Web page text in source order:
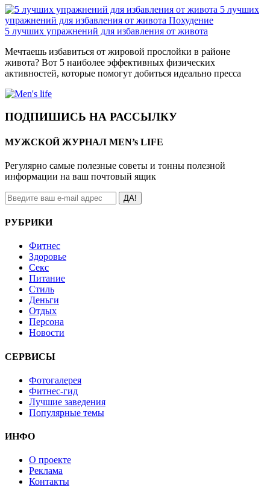
5 лучших
упражнений для избавления от живота Похудение
5 лучших упражнений для избавления от живота
Мечтаешь избавиться от жировой прослойки в районе
живота? Вот 5 наиболее эффективных физических
активностей, которые помогут добиться идеально пресса
ПОДПИШИСЬ НА РАССЫЛКУ
МУЖСКОЙ ЖУРНАЛ MEN’s LIFE
Регулярно самые полезные советы и тонны полезной
информации на ваш почтовый ящик
ДА!
РУБРИКИ
Фитнес
Здоровье
Секс
Питание
Стиль
Деньги
Отдых
Персона
Новости
СЕРВИСЫ
Фотогалерея
Фитнес-гид
Лучшие заведения
Популярные темы
ИНФО
О проекте
Реклама
Контакты